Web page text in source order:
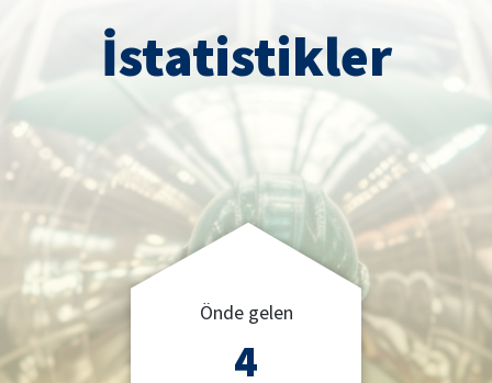
İstatistikler
Önde gelen
4